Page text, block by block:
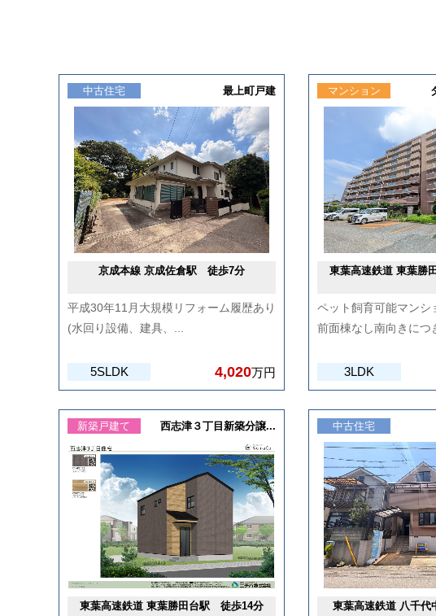
中古住宅 最上町戸建
京成本線 京成佐倉駅 徒歩7分
平成30年11月大規模リフォーム履歴あり
(水回り設備、建具、...
5SLDK 4,020万円
マンション
東葉高速鉄道 東葉勝
ペット飼育可能マン
前面棟なし南向きにつ
3LDK
新築戸建て 西志津３丁目新築分譲...
東葉高速鉄道 東葉勝田台駅 徒歩14分
中古住宅
東葉高速鉄道 八千